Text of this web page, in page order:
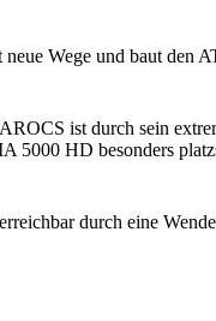
Wege und baut den
ist durch sein
5000 HD besonders
durch eine